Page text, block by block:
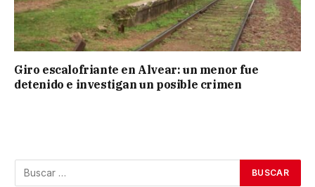
Giro escalofriante en Alvear: un menor fue
detenido e investigan un posible crimen